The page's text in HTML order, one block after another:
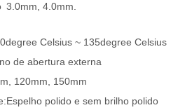
3.0mm, 4.0mm.
Celsius ~ 135degree Celsius
de abertura externa
120mm, 150mm
Espelho polido e sem brilho polido